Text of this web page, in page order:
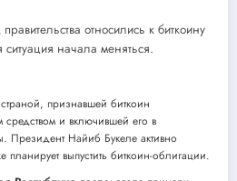
относились к биткоину
начала меняться.
признавшей биткоин
и включившей его в
Президент Найиб Букеле активно
планирует выпустить биткоин-облигации.